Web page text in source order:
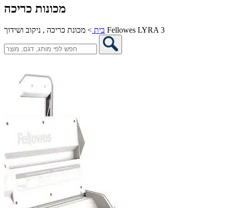
מכונות כריכה
בית > מכונת כריכה , ניקוב ושידוך Fellowes LYRA 3